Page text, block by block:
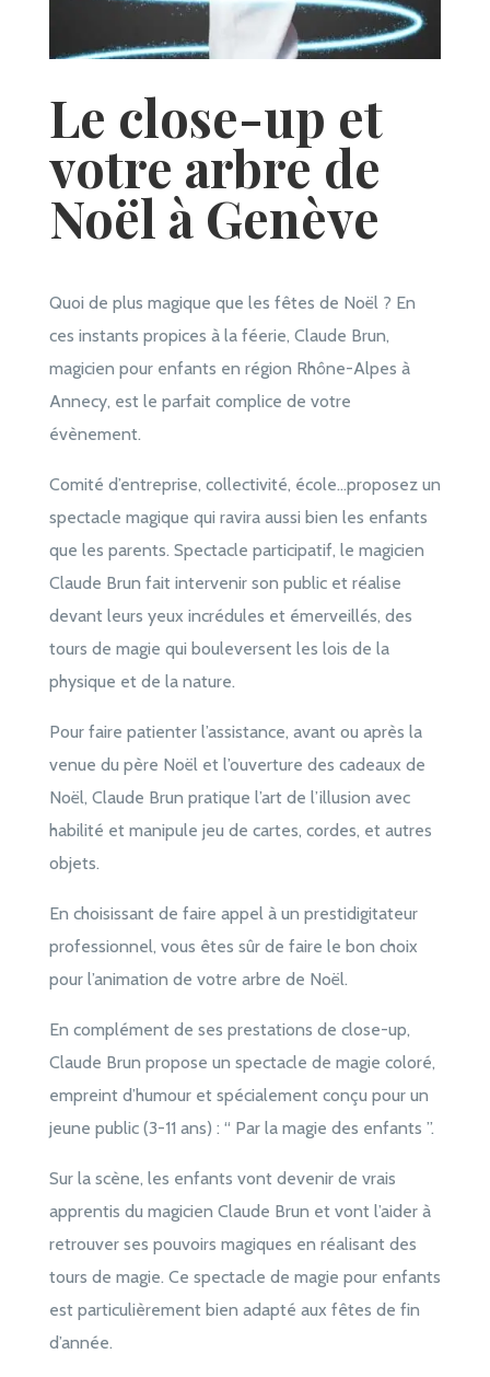
Le close-up et
votre arbre de
Noël à Genève
Quoi de plus magique que les fêtes de Noël ? En
ces instants propices à la féerie, Claude Brun,
magicien pour enfants en région Rhône-Alpes à
Annecy, est le parfait complice de votre
évènement.
Comité d’entreprise, collectivité, école…proposez un
spectacle magique qui ravira aussi bien les enfants
que les parents. Spectacle participatif, le magicien
Claude Brun fait intervenir son public et réalise
devant leurs yeux incrédules et émerveillés, des
tours de magie qui bouleversent les lois de la
physique et de la nature.
Pour faire patienter l’assistance, avant ou après la
venue du père Noël et l’ouverture des cadeaux de
Noël, Claude Brun pratique l’art de l’illusion avec
habilité et manipule jeu de cartes, cordes, et autres
objets.
En choisissant de faire appel à un prestidigitateur
professionnel, vous êtes sûr de faire le bon choix
pour l’animation de votre arbre de Noël.
En complément de ses prestations de close-up,
Claude Brun propose un spectacle de magie coloré,
empreint d’humour et spécialement conçu pour un
jeune public (3-11 ans) : “ Par la magie des enfants ”.
Sur la scène, les enfants vont devenir de vrais
apprentis du magicien Claude Brun et vont l’aider à
retrouver ses pouvoirs magiques en réalisant des
tours de magie. Ce spectacle de magie pour enfants
est particulièrement bien adapté aux fêtes de fin
d’année.